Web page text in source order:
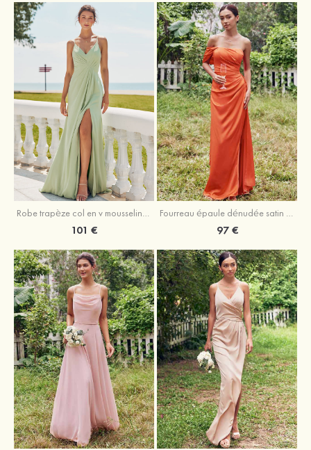
Robe trapèze col en v mousseline ras du sol robe de demoiselle d'honneur
101 €
Fourreau épaule dénudée satin extensible ras du sol robe de demoiselle d'honneur
97 €